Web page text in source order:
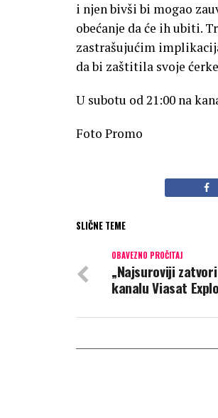
i njen bivši bi mogao
obećanje da će ih ubiti.
zastrašujućim
da bi zaštitila svoje
U subotu od 21:00 na
Foto Promo
SLIČNE TEME
OBAVEZNO PROČITAJ
„Najsuroviji
kanalu Viasat